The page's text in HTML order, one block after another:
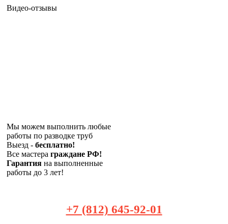
Видео-отзывы
Мы можем выполнить любые
работы по разводке труб
Выезд - бесплатно!
Все мастера граждане РФ!
Гарантия на выполненные
работы до 3 лет!
+7 (812) 645-92-01